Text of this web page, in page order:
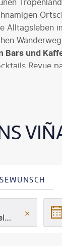
Alltagsleben
Bars und
Revue
Viñales, Provinz Pinar del Río